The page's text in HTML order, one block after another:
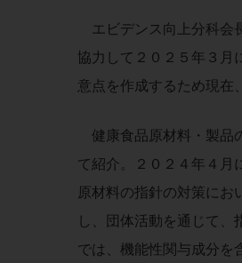
エビデンス向上分科会
協力して２０２５年３
意点を作成するため現在
健康食品原材料・製品
て紹介。２０２４年４月
原材料の指針の対策にお
し、団体活動を通じて
では、機能性関与成分を